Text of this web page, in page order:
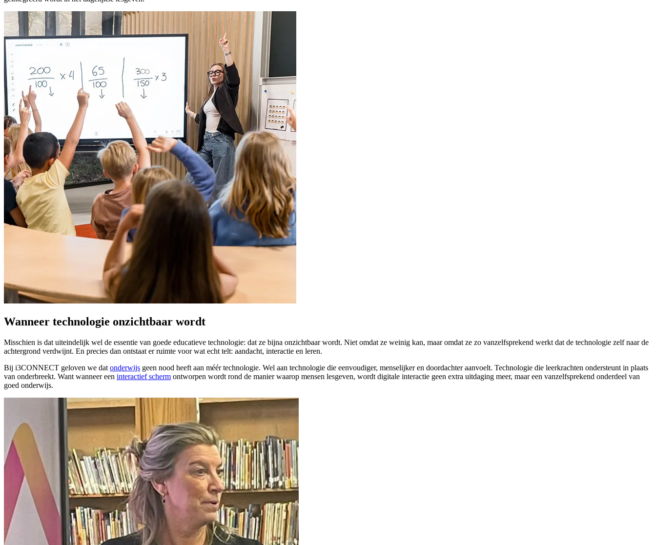
Wanneer technologie onzichtbaar wordt
Misschien is dat uiteindelijk wel de essentie van goede educatieve technologie: dat ze bijna onzichtbaar wordt. Niet omdat ze weinig kan, maar omdat ze zo vanzelfsprekend werkt dat de technologie zelf naar de
achtergrond verdwijnt. En precies dan ontstaat er ruimte voor wat echt telt: aandacht, interactie en leren.
Bij i3CONNECT geloven we dat onderwijs geen nood heeft aan méér technologie. Wel aan technologie die eenvoudiger, menselijker en doordachter aanvoelt. Technologie die leerkrachten ondersteunt in plaats
van onderbreekt. Want wanneer een interactief scherm ontworpen wordt rond de manier waarop mensen lesgeven, wordt digitale interactie geen extra uitdaging meer, maar een vanzelfsprekend onderdeel van
goed onderwijs.